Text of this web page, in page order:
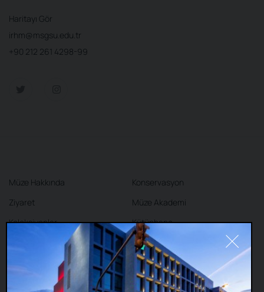
Haritayı Gör
irhm@msgsu.edu.tr
+90 212 261 4298-99
Müze Hakkında
Ziyaret
Koleksiyonlar
Konservasyon
Müze Akademi
Kütüphane